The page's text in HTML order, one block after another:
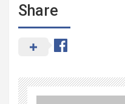
Share